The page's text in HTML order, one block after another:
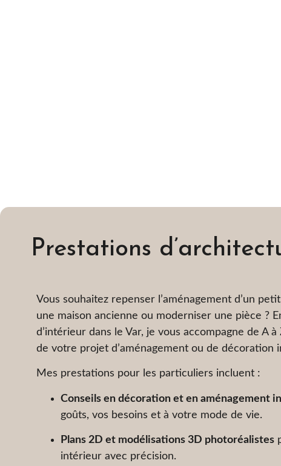
Prestations
Vous souhaitez repenser l’aménagement d’un
une maison ancienne ou moderniser une pièce ?
d’intérieur dans le Var, je vous accompagne de A
de votre projet d’aménagement ou de décoration
Mes prestations pour les particuliers incluent :
Conseils en décoration et en aménagement
goûts, vos besoins et à votre mode de vie.
Plans 2D et modélisations 3D photoréalistes
intérieur avec précision.